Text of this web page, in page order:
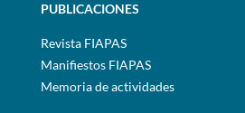
PUBLICACIONES
Revista FIAPAS
Manifiestos FIAPAS
Memoria de actividades